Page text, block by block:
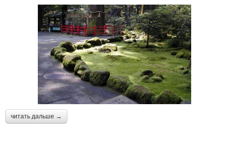
читать дальше →